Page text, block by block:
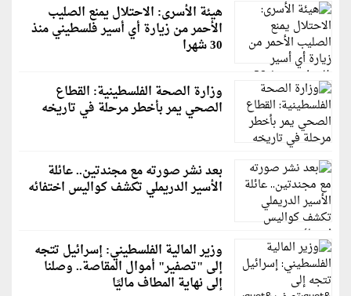
هيئة الأسرى: الاحتلال يمنع الصليب
الأحمر من زيارة أي أسير فلسطيني منذ
30 شهرا
وزارة الصحة الفلسطينية: القطاع
الصحي يمر بأخطر مرحلة في تاريخه
بعد نشر صورته مع مجندتين.. عائلة
الأسير الدريملي تكشف كواليس اختفائه
وزير المالية الفلسطيني: إسرائيل تتجه
إلى "تصفير" أموال المقاصة.. وصلنا
إلى نهاية المطاف ماليًا